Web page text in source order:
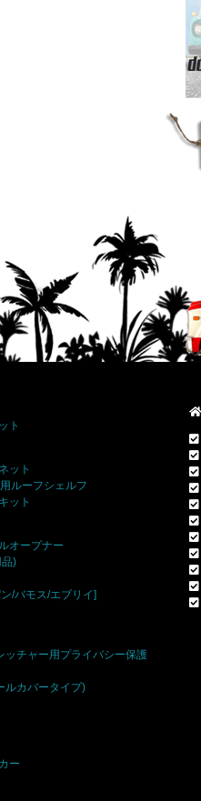
ト
ット
ルーフシェルフ
ット
オープナー
)
/バモス/エブリイ]
ッチャー用プライバシー保護
ルカバータイプ)
ー